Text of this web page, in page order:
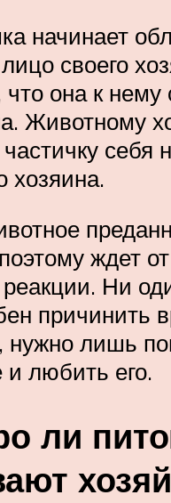
начинает
своего
что она к нему
Животному
себя
хозяина.
ждет
реакции. Ни
причинить
нужно лишь
и любить его.
ли